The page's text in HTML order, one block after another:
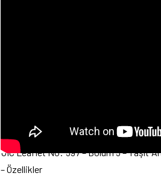
UIC Leaflet No: 597 – Bölüm 5 – Taşıt
– Özellikler